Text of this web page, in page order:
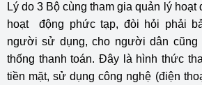
Lý do 3 Bộ cùng tham gia quản lý hoạt
hoạt động phức tạp, đòi hỏi phải
người sử dụng, cho người dân cũng
thống thanh toán. Đây là hình thức
tiền mặt, sử dụng công nghệ (điện